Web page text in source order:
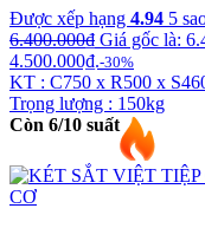
Được xếp hạng 4.94 5
6.400.000₫ Giá gốc là:
4.500.000₫.-30%
KT : C750 x R500 x
Trọng lượng : 150kg
Còn 6/10 suất